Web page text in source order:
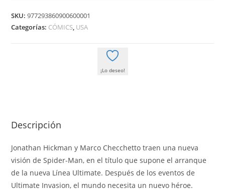
cantidad
SKU:977293860900600001
Categorías: CÓMICS, USA
¡Lo deseo!
Descripción
Jonathan Hickman y Marco Checchetto traen una nueva
visión de Spider-Man, en el título que supone el arranque
de la nueva Línea Ultimate. Después de los eventos de
Ultimate Invasion, el mundo necesita un nuevo héroe.